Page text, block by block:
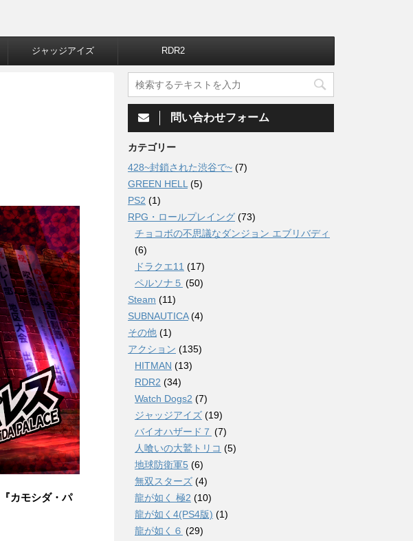
ジャッジアイズ RDR2
『カモシダ・パ
問い合わせフォーム
カテゴリー
428~封鎖された渋谷で~ (7)
GREEN HELL (5)
PS2 (1)
RPG・ロールプレイング (73)
チョコボの不思議なダンジョン エブリバディ
(6)
ドラクエ11 (17)
ペルソナ５ (50)
Steam (11)
SUBNAUTICA(4)
その他 (1)
アクション (135)
HITMAN (13)
RDR2 (34)
Watch Dogs2 (7)
ジャッジアイズ (19)
バイオハザード７ (7)
人喰いの大鷲トリコ (5)
地球防衛軍5 (6)
無双スターズ (4)
龍が如く 極2 (10)
龍が如く4(PS4版) (1)
龍が如く６ (29)